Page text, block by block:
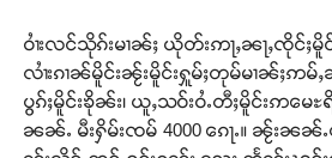
ဝၢႆးလင်သိုၵ်းမၢၼ်ႈ ယိုတ်းဢႃႇၼႃႇၸိုင်ႈမိူ
လၢႆးၵၢၼ်မိူင်းၼႂ်းမိူင်းႁူမ်ႈတုမ်မၢၼ်ႈဢ
ပွၵ်ႈမိူင်းၶိုၼ်း၊ ယူႇသဝ်းဝႆႉတီႈမိူင်းဢမေ
ၼၼ်ႉ မီးႁိမ်းၸမ် 4000 ၵေႃႉ။ ၼႂ်းၼၼ်